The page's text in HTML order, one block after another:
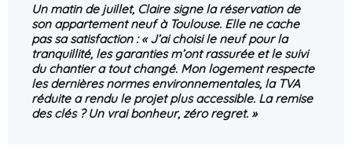
Un matin de juillet, Claire signe la réservation de
son appartement neuf à Toulouse. Elle ne cache
pas sa satisfaction : « J’ai choisi le neuf pour la
tranquillité, les garanties m’ont rassurée et le suivi
du chantier a tout changé. Mon logement respecte
les dernières normes environnementales, la TVA
réduite a rendu le projet plus accessible. La remise
des clés ? Un vrai bonheur, zéro regret. »